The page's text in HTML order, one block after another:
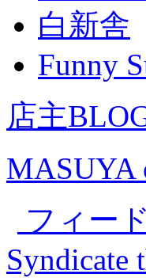
白新舎
Funny
店主
MASUYA
フィー
Syndicate